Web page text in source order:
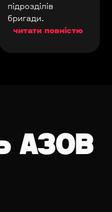
підрозділів
бригади.
читати повністю
АЗОВ